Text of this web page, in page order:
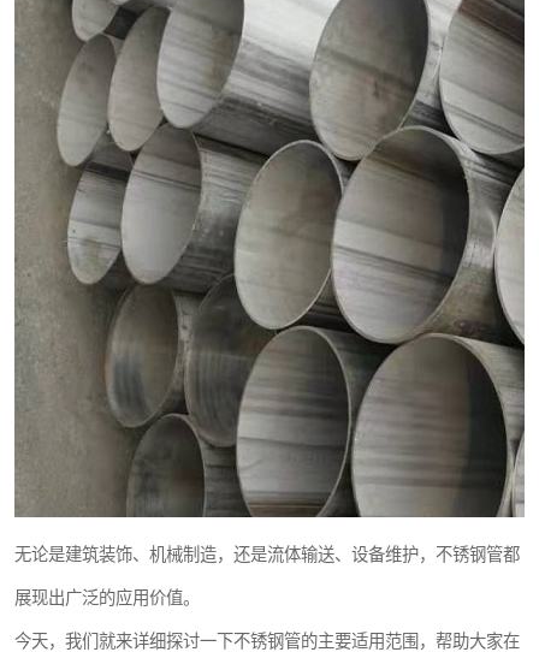
无论是建筑装饰、机械制造，还是流体输送、设备维护，不锈钢管都
展现出广泛的应用价值。
今天，我们就来详细探讨一下不锈钢管的主要适用范围，帮助大家在